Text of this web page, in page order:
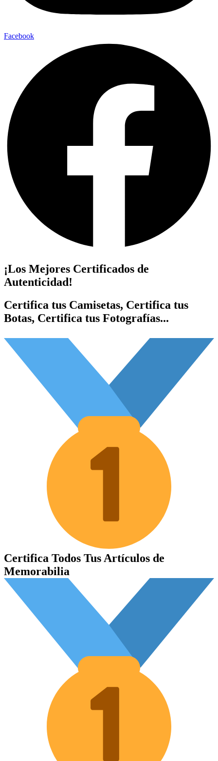
Facebook
¡Los Mejores Certificados de
Autenticidad!
Certifica tus Camisetas, Certifica tus
Botas, Certifica tus Fotografías...
Certifica Todos Tus Artículos de
Memorabilia